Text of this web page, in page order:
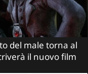
del male torna al
il nuovo film